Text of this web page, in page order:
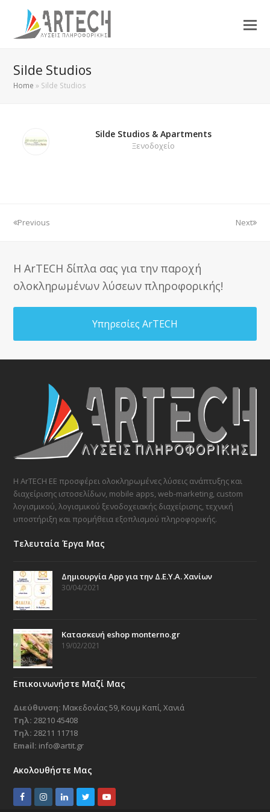
Silde Studios
Home » Silde Studios
Silde Studios & Apartments
Ξενοδοχείο
Previous Next
Η ArTECH δίπλα σας για την παροχή
ολοκληρωμένων λύσεων πληροφορικής!
Υπηρεσίες ArTECH
Η ArTECH ΕΕ προσφέρει ολοκληρωμένες λύσεις ανάπτυξης και
διαχείρισης ιστοσελίδων, mobile apps, web-marketing, custom
λογισμικού, λογισμικού ξενοδοχειακής διαχείρισης, τεχνική
υποστήριξη και προμήθεια εξοπλισμού πληροφορικής.
Τελευταία Έργα Μας
Δημιουργία App για την Δ.Ε.Υ.Α. Χανίων
30/04/2021
Κατασκευή eshop monterno.gr
19/02/2021
Επικοινωνήστε Μαζί Μας
Διεύθυνση: Μακεδονίας 59, Κουμ Καπί, Χανιά
Τηλ: 28210 45408
Τηλ: 28211 11718
Email: info@artit.gr
Ακολουθήστε Μας